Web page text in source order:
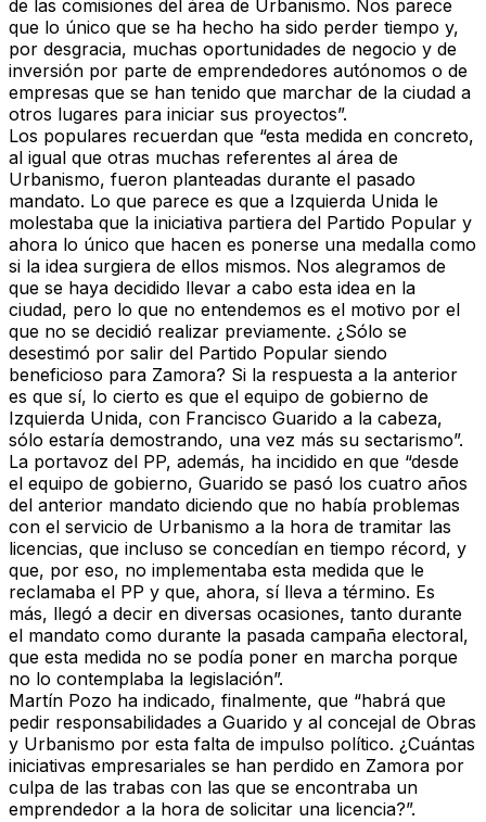
de las comisiones del área de Urbanismo. Nos parece
que lo único que se ha hecho ha sido perder tiempo y,
por desgracia, muchas oportunidades de negocio y de
inversión por parte de emprendedores autónomos o de
empresas que se han tenido que marchar de la ciudad a
otros lugares para iniciar sus proyectos”.
Los populares recuerdan que “esta medida en concreto,
al igual que otras muchas referentes al área de
Urbanismo, fueron planteadas durante el pasado
mandato. Lo que parece es que a Izquierda Unida le
molestaba que la iniciativa partiera del Partido Popular y
ahora lo único que hacen es ponerse una medalla como
si la idea surgiera de ellos mismos. Nos alegramos de
que se haya decidido llevar a cabo esta idea en la
ciudad, pero lo que no entendemos es el motivo por el
que no se decidió realizar previamente. ¿Sólo se
desestimó por salir del Partido Popular siendo
beneficioso para Zamora? Si la respuesta a la anterior
es que sí, lo cierto es que el equipo de gobierno de
Izquierda Unida, con Francisco Guarido a la cabeza,
sólo estaría demostrando, una vez más su sectarismo”.
La portavoz del PP, además, ha incidido en que “desde
el equipo de gobierno, Guarido se pasó los cuatro años
del anterior mandato diciendo que no había problemas
con el servicio de Urbanismo a la hora de tramitar las
licencias, que incluso se concedían en tiempo récord, y
que, por eso, no implementaba esta medida que le
reclamaba el PP y que, ahora, sí lleva a término. Es
más, llegó a decir en diversas ocasiones, tanto durante
el mandato como durante la pasada campaña electoral,
que esta medida no se podía poner en marcha porque
no lo contemplaba la legislación”.
Martín Pozo ha indicado, finalmente, que “habrá que
pedir responsabilidades a Guarido y al concejal de Obras
y Urbanismo por esta falta de impulso político. ¿Cuántas
iniciativas empresariales se han perdido en Zamora por
culpa de las trabas con las que se encontraba un
emprendedor a la hora de solicitar una licencia?”.